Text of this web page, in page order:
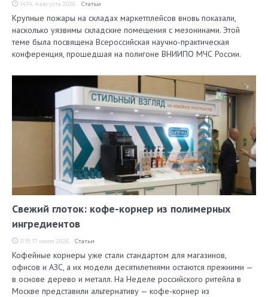
14:14, 4 августа 2026 Статьи
Крупные пожары на складах маркетплейсов вновь показали,
насколько уязвимы складские помещения с мезонинами. Этой
теме была посвящена Всероссийская научно-практическая
конференция, прошедшая на полигоне ВНИИПО МЧС России.
Свежий глоток: кофе-корнер из полимерных
ингредиентов
11:19, 17 июля 2026 Статьи
Кофейные корнеры уже стали стандартом для магазинов,
офисов и АЗС, а их модели десятилетиями остаются прежними —
в основе дерево и металл. На Неделе российского ритейла в
Москве представили альтернативу — кофе-корнер из